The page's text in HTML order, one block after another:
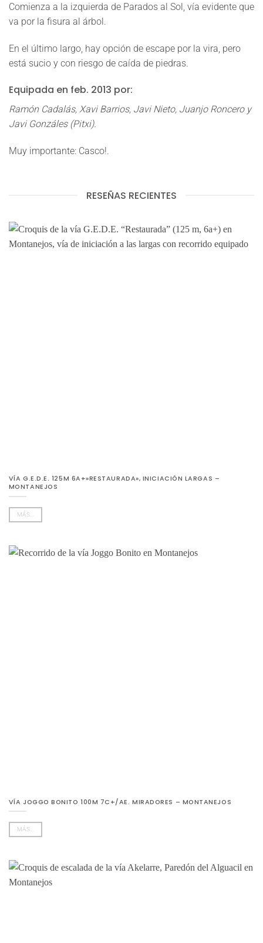
Comienza a la izquierda de Parados al Sol, vía evidente que
va por la fisura al árbol.
En el último largo, hay opción de escape por la vira, pero
está sucio y con riesgo de caída de piedras.
Equipada en feb. 2013 por:
Ramón Cadalás, Xavi Barrios, Javi Nieto, Juanjo Roncero y
Javi Gonzáles (Pitxi).
Muy importante: Casco!.
RESEÑAS RECIENTES
VÍA G.E.D.E. 125M 6A+»RESTAURADA», INICIACIÓN LARGAS –
MONTANEJOS
MÁS...
VÍA JOGGO BONITO 100M 7C+/AE. MIRADORES – MONTANEJOS
MÁS...